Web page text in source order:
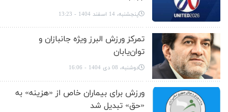
پنجشنبه، 14 اسفند 1404 - 13:23
تمرکز ورزش البرز ویژه جانبازان و
توان‌یابان
دوشنبه، 08 دی 1404 - 16:06
ورزش برای بیماران خاص از «هزینه» به
«حق» تبدیل شد